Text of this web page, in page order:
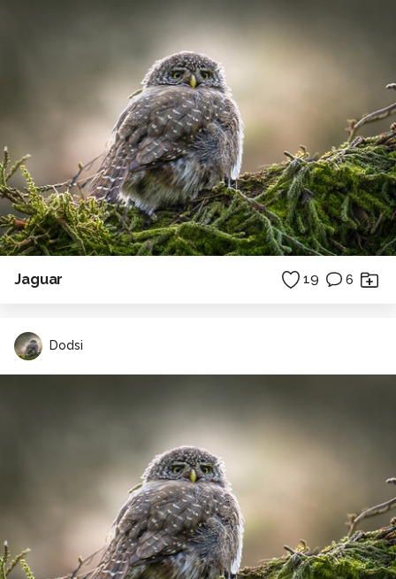
Jaguar 19 6
Dodsi